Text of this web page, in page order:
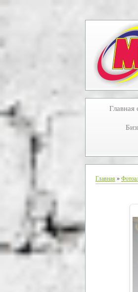
Главная
Главная »